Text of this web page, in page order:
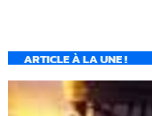
ARTICLE À LA UNE !